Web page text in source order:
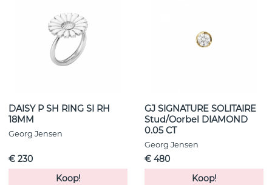
DAISY P SH RING SI RH
18MM
Georg Jensen
€ 230
Koop!
GJ SIGNATURE SOLITAIRE
Stud/Oorbel DIAMOND
0.05 CT
Georg Jensen
€ 480
Koop!